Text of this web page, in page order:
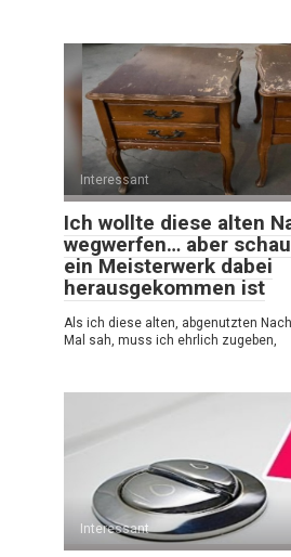
Interessant
Ich wollte diese alten
wegwerfen… aber
ein Meisterwerk dabei
herausgekommen ist
Als ich diese alten, abgenutzten
Mal sah, muss ich ehrlich zugeben,
Interessant